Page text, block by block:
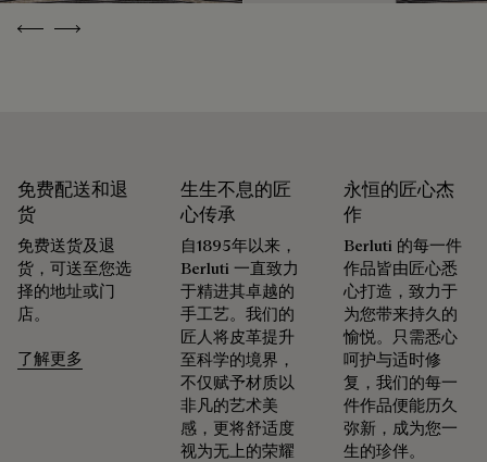
Previous
Next
免费配送和退
货
免费送货及退
货，可送至您选
择的地址或门
店。
了解更多
生生不息的匠
心传承
自1895年以来，
Berluti 一直致力
于精进其卓越的
手工艺。我们的
匠人将皮革提升
至科学的境界，
不仅赋予材质以
非凡的艺术美
感，更将舒适度
视为无上的荣耀
永恒的匠心杰
作
Berluti 的每一件
作品皆由匠心悉
心打造，致力于
为您带来持久的
愉悦。只需悉心
呵护与适时修
复，我们的每一
件作品便能历久
弥新，成为您一
生的珍伴。